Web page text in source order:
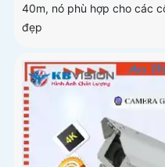
40m, nó phù hợp cho các
đẹp